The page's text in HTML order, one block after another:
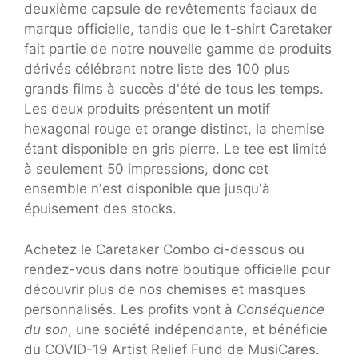
deuxième capsule de revêtements faciaux de
marque officielle, tandis que le t-shirt Caretaker
fait partie de notre nouvelle gamme de produits
dérivés célébrant notre liste des 100 plus
grands films à succès d'été de tous les temps.
Les deux produits présentent un motif
hexagonal rouge et orange distinct, la chemise
étant disponible en gris pierre. Le tee est limité
à seulement 50 impressions, donc cet
ensemble n'est disponible que jusqu'à
épuisement des stocks.
Achetez le Caretaker Combo ci-dessous ou
rendez-vous dans notre boutique officielle pour
découvrir plus de nos chemises et masques
personnalisés. Les profits vont à Conséquence
du son, une société indépendante, et bénéficie
du COVID-19 Artist Relief Fund de MusiCares.